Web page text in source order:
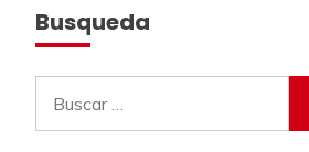
Busqueda